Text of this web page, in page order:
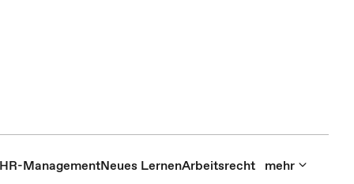
HR-ManagementNeues LernenArbeitsrecht mehr